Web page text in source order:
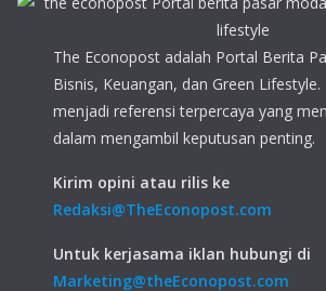
The Econopost adalah Portal Berita
Bisnis, Keuangan, dan Green
menjadi referensi terpercaya yang
dalam mengambil keputusan penting.
Kirim opini atau rilis ke
Redaksi@TheEconopost.com
Untuk kerjasama iklan hubungi di
Marketing@theEconopost.com